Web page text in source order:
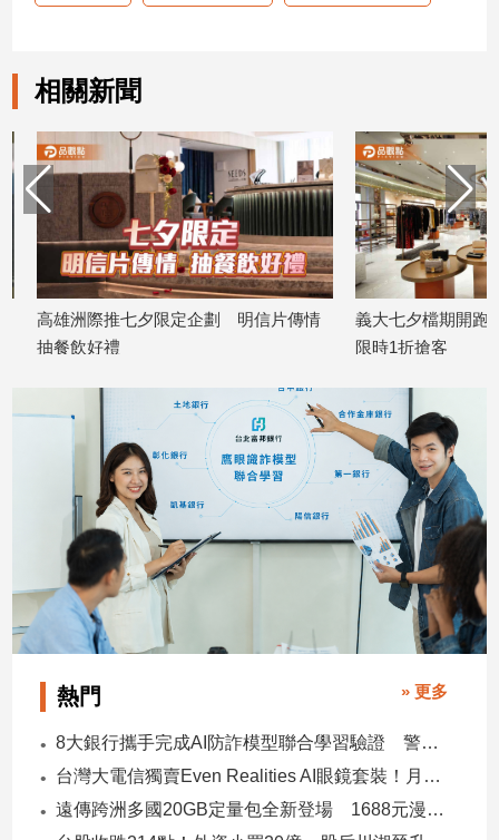
相關新聞
高雄洲際推七夕限定企劃 明信片傳情
抽餐飲好禮
義大七夕檔期開跑
限時1折搶客
熱門 » 更多
8大銀行攜手完成AI防詐模型聯合學習驗證 警示帳戶準確度提升2倍
台灣大電信獨賣Even Realities AI眼鏡套裝！月付1399元 專案價3990
遠傳跨洲多國20GB定量包全新登場 1688元漫遊逾百國家！